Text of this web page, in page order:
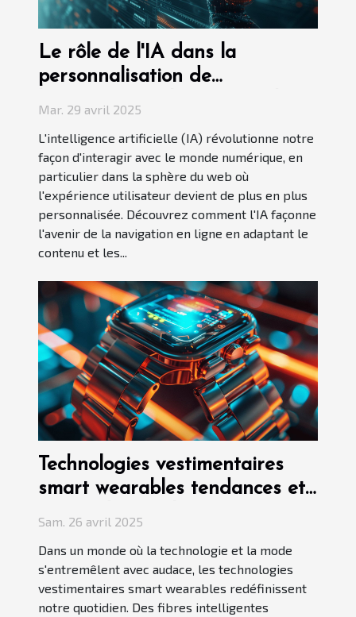
Le rôle de l'IA dans la
personnalisation de
Mar. 29 avril 2025
L'intelligence artificielle (IA) révolutionne notre
façon d'interagir avec le monde numérique, en
particulier dans la sphère du web où
l'expérience utilisateur devient de plus en plus
personnalisée. Découvrez comment l'IA façonne
l'avenir de la navigation en ligne en adaptant le
contenu et les...
Technologies vestimentaires
smart wearables tendances et
Sam. 26 avril 2025
Dans un monde où la technologie et la mode
s'entremêlent avec audace, les technologies
vestimentaires smart wearables redéfinissent
notre quotidien. Des fibres intelligentes